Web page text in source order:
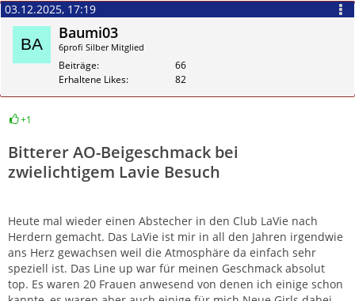
03.12.2025, 17:19
Baumi03
6profi Silber Mitglied
Beiträge
66
Erhaltene Likes
82
+1
Bitterer AO-Beigeschmack bei
zwielichtigem Lavie Besuch
Heute mal wieder einen Abstecher in den Club LaVie nach
Herdern gemacht. Das LaVie ist mir in all den Jahren irgendwie
ans Herz gewachsen weil die Atmosphäre da einfach sehr
speziell ist. Das Line up war für meinen Geschmack absolut
top. Es waren 20 Frauen anwesend von denen ich einige schon